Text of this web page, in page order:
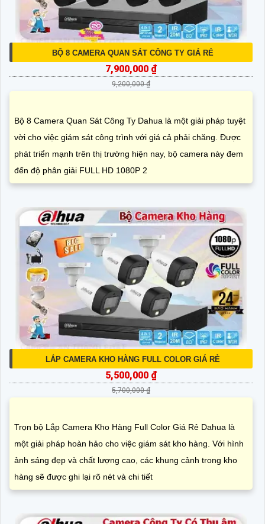
BỘ 8 CAMERA QUAN SÁT CÔNG TY GIÁ RẺ
7,900,000 ₫
9,200,000 ₫
Bộ 8 Camera Quan Sát Công Ty Dahua là một giải pháp tuyệt
vời cho việc giám sát công trình với giá cả phải chăng. Được
phát triển mạnh trên thị trường hiện nay, bộ camera này đem
đến độ phân giải FULL HD 1080P 2
LẮP CAMERA KHO HÀNG FULL COLOR GIÁ RẺ
5,500,000 ₫
5,700,000 ₫
Trọn bộ Lắp Camera Kho Hàng Full Color Giá Rẻ Dahua là
một giải pháp hoàn hảo cho việc giám sát kho hàng. Với hình
ảnh sáng đẹp và chất lượng cao, các khung cảnh trong kho
hàng sẽ được ghi lại rõ nét và chi tiết